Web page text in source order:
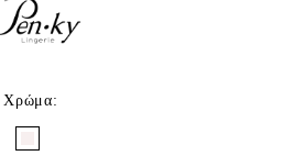
Χρώμα: